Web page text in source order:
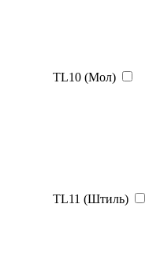
TL10 (Мол)
TL11 (Штиль)